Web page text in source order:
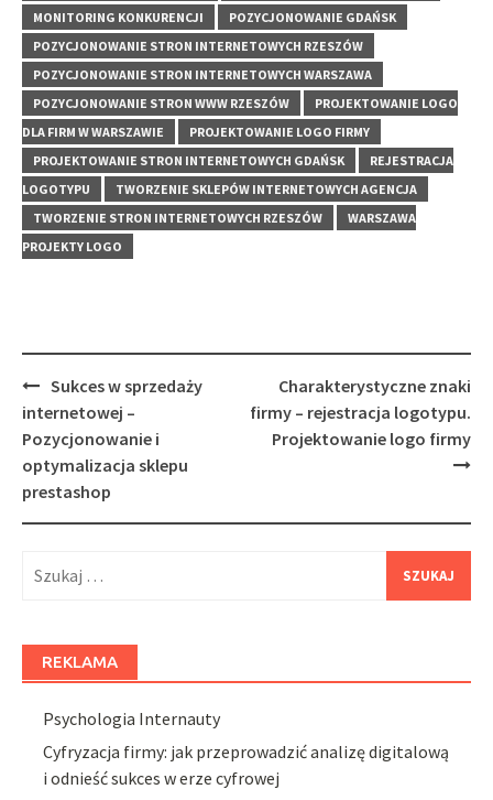
MONITORING KONKURENCJI
POZYCJONOWANIE GDAŃSK
POZYCJONOWANIE STRON INTERNETOWYCH RZESZÓW
POZYCJONOWANIE STRON INTERNETOWYCH WARSZAWA
POZYCJONOWANIE STRON WWW RZESZÓW
PROJEKTOWANIE LOGO
DLA FIRM W WARSZAWIE
PROJEKTOWANIE LOGO FIRMY
PROJEKTOWANIE STRON INTERNETOWYCH GDAŃSK
REJESTRACJA
LOGOTYPU
TWORZENIE SKLEPÓW INTERNETOWYCH AGENCJA
TWORZENIE STRON INTERNETOWYCH RZESZÓW
WARSZAWA
PROJEKTY LOGO
Post
navigation
Sukces w sprzedaży
internetowej –
Pozycjonowanie i
optymalizacja sklepu
prestashop
Charakterystyczne znaki
firmy – rejestracja logotypu.
Projektowanie logo firmy
REKLAMA
Psychologia Internauty
Cyfryzacja firmy: jak przeprowadzić analizę digitalową
i odnieść sukces w erze cyfrowej